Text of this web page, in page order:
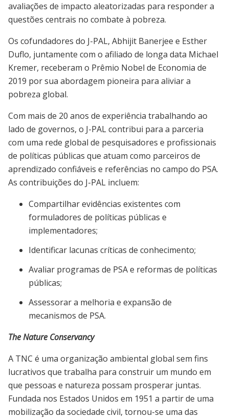
avaliações de impacto aleatorizadas para responder a
questões centrais no combate à pobreza.
Os cofundadores do J-PAL, Abhijit Banerjee e Esther
Duflo, juntamente com o afiliado de longa data Michael
Kremer, receberam o Prêmio Nobel de Economia de
2019 por sua abordagem pioneira para aliviar a
pobreza global.
Com mais de 20 anos de experiência trabalhando ao
lado de governos, o J-PAL contribui para a parceria
com uma rede global de pesquisadores e profissionais
de políticas públicas que atuam como parceiros de
aprendizado confiáveis e referências no campo do PSA.
As contribuições do J-PAL incluem:
Compartilhar evidências existentes com
formuladores de políticas públicas e
implementadores;
Identificar lacunas críticas de conhecimento;
Avaliar programas de PSA e reformas de políticas
públicas;
Assessorar a melhoria e expansão de
mecanismos de PSA.
The Nature Conservancy
A TNC é uma organização ambiental global sem fins
lucrativos que trabalha para construir um mundo em
que pessoas e natureza possam prosperar juntas.
Fundada nos Estados Unidos em 1951 a partir de uma
mobilização da sociedade civil, tornou-se uma das